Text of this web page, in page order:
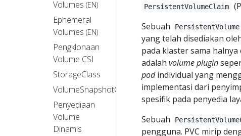
Volumes (EN)
Ephemeral
Volumes (EN)
Pengklonaan
Volume CSI
StorageClass
VolumeSnapshotClass
Penyediaan
Volume
Dinamis
PersistentVolumeClaim
Sebuah
PersistentVolume
yang telah disediakan
pada klaster sama halnya
adalah volume plugin
podindividual yang
implementasi dari
spesifik pada penyedia
Sebuah
pengguna. PVC mirip